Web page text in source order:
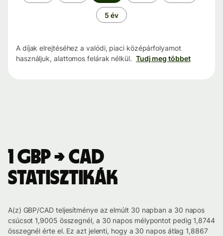
5 év
A díjak elrejtéséhez a valódi, piaci középárfolyamot
használjuk, alattomos felárak nélkül. Tudj meg többet
1 GBP → CAD
statisztikák
A(z) GBP/CAD teljesítménye az elmúlt 30 napban a 30 napos
csúcsot 1,9005 összegnél, a 30 napos mélypontot pedig 1,8744
összegnél érte el. Ez azt jelenti, hogy a 30 napos átlag 1,8867